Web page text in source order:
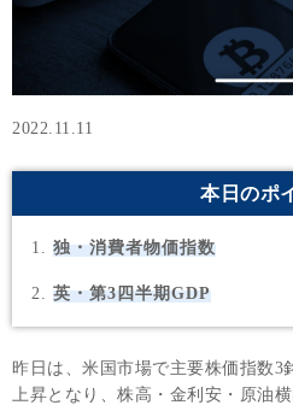
2022.11.11
本日のポ
独・消費者物価指数
英・第3四半期GDP
昨日は、米国市場で主要株価指数3
上昇となり、株高・金利安・原油